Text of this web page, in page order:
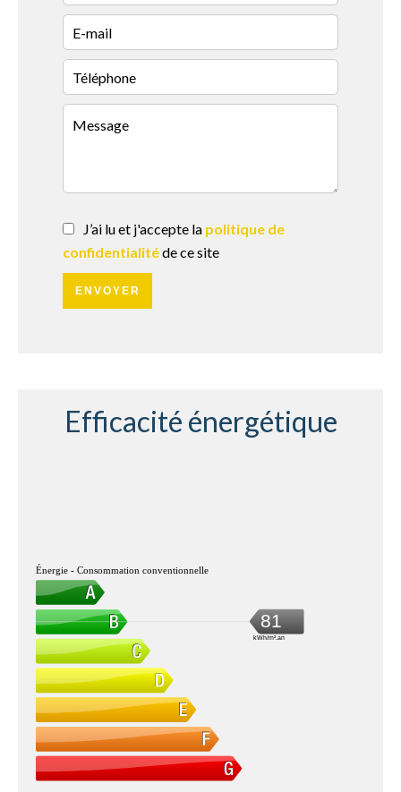
J’ai lu et j'accepte la politique de
confidentialitéde ce site
ENVOYER
Efficacité énergétique
Énergie - Consommation conventionnelle
81
kWh/m².an